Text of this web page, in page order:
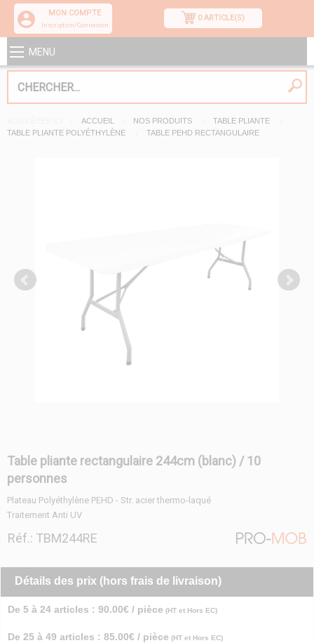
MON COMPTE
Inscription/Connexion
0 ARTICLE(S)
MENU
ACCUEIL NOS PRODUITS
TABLE PLIANTE
TABLE PLIANTE POLYÉTHYLÈNE
TABLE PEHD RECTANGULAIRE
Table pliante rectangulaire 244cm (blanc) / 10
personnes
Plateau Polyéthylène PEHD - Str. acier thermo-laqué
Traitement Anti UV
Réf.: TBM244RE
Détails des prix (hors frais de livraison)
De 5 à 24 articles : 90.00€ / pièce (HT et Hors EC)
De 25 à 49 articles : 85.00€ / pièce (HT et Hors EC)